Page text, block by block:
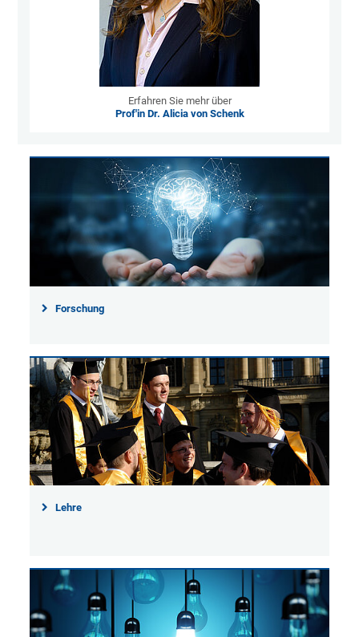
Erfahren Sie mehr über
Prof'in Dr. Alicia von Schenk
Forschung
Lehre